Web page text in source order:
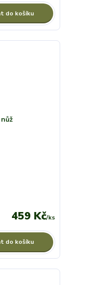
do košíku
459 Kč/ks
do košíku